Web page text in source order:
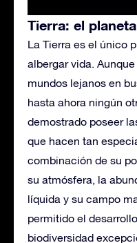
Tierra: el
La Tierra es el único
albergar vida.
mundos lejanos en
hasta ahora ningún
demostrado poseer
que hacen tan
combinación de su
su atmósfera, la
líquida y su campo
permitido el
biodiversidad